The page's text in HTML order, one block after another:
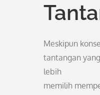
Meskipun
tantangan
lebih
memilih